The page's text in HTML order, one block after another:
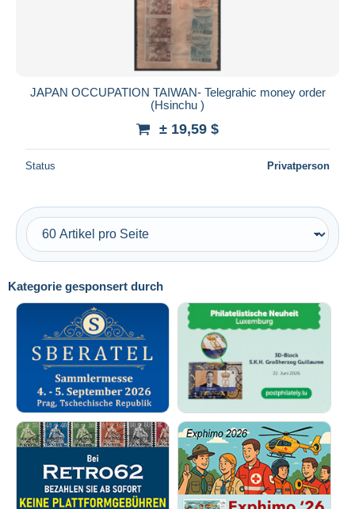
Kategorie gesponsert durch
JAPAN OCCUPATION TAIWAN- Telegrahic money order
(Hsinchu )
± 19,59 $
Status Privatperson